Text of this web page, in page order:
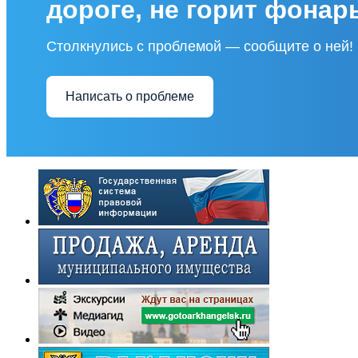
дороге, не горит
Столкнулись с проблемой — сообщите о ней!
Написать о проблеме